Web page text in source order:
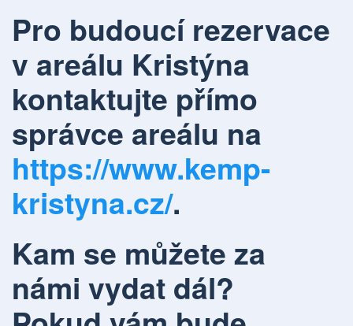
Pro budoucí rezervace
v areálu Kristýna
kontaktujte přímo
správce areálu na
https://www.kemp-
kristyna.cz/.
Kam se můžete za
námi vydat dál?